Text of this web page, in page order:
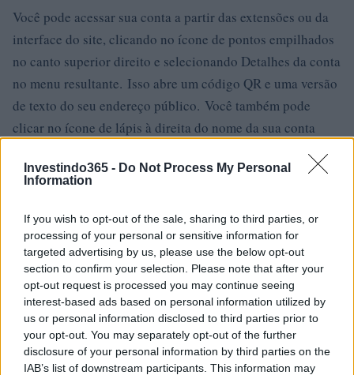
Investindo365 - Do Not Process My Personal
Information
If you wish to opt-out of the sale, sharing to third parties, or
processing of your personal or sensitive information for
targeted advertising by us, please use the below opt-out
section to confirm your selection. Please note that after your
opt-out request is processed you may continue seeing
interest-based ads based on personal information utilized by
us or personal information disclosed to third parties prior to
your opt-out. You may separately opt-out of the further
disclosure of your personal information by third parties on the
IAB’s list of downstream participants. This information may
Você pode acessar sua conta a partir das extensões ou da
interface do site, clicando no ícone de pontos empilhados
no canto superior direito e selecionando Detalhes da conta
no menu resultante. Isso abre um código QR e uma versão
de texto do seu endereço público. Você também pode
clicar no ícone de lápis à direita do nome da sua conta
Em qualquer uma das interfaces, você também pode alterar
blockchains adicionais. Clique no campo Ethereum
Mainnet (a rede MetaMask padrão) para abrir um menu
suspenso de outras redes suportadas. O item inferior, RPC
personalizado, permite adicionar redes que não fazem
parte da lista de suporte padrão.
É hora de colocar o MetaMask?